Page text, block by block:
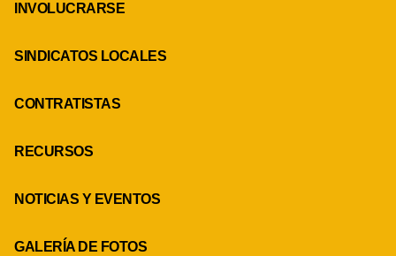
INVOLUCRARSE
SINDICATOS LOCALES
CONTRATISTAS
RECURSOS
NOTICIAS Y EVENTOS
GALERÍA DE FOTOS